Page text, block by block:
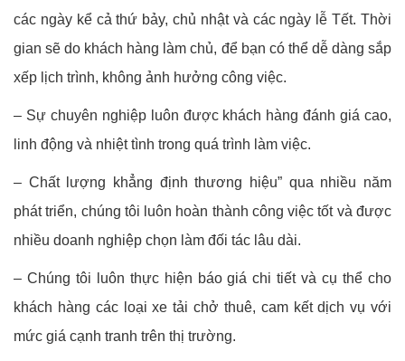
các ngày kể cả thứ bảy, chủ nhật và các ngày lễ Tết. Thời
gian sẽ do khách hàng làm chủ, để bạn có thể dễ dàng sắp
xếp lịch trình, không ảnh hưởng công việc.
– Sự chuyên nghiệp luôn được khách hàng đánh giá cao,
linh động và nhiệt tình trong quá trình làm việc.
– Chất lượng khẳng định thương hiệu” qua nhiều năm
phát triển, chúng tôi luôn hoàn thành công việc tốt và được
nhiều doanh nghiệp chọn làm đối tác lâu dài.
– Chúng tôi luôn thực hiện báo giá chi tiết và cụ thể cho
khách hàng các loại xe tải chở thuê, cam kết dịch vụ với
mức giá cạnh tranh trên thị trường.